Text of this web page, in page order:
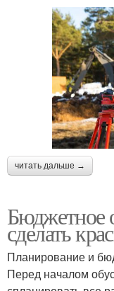
читать дальше →
Бюджетное
сделать
Планирование и
Перед началом